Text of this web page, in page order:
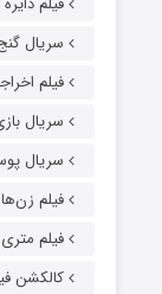
سریال
فیلم
سریال
سریال
فیلم
فیلم
کالکشن